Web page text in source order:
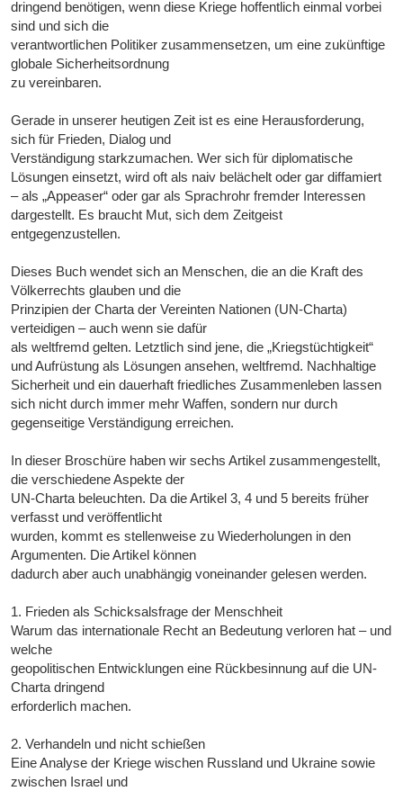
dringend benötigen, wenn diese Kriege hoffentlich einmal vorbei
sind und sich die
verantwortlichen Politiker zusammensetzen, um eine zukünftige
globale Sicherheitsordnung
zu vereinbaren.
Gerade in unserer heutigen Zeit ist es eine Herausforderung,
sich für Frieden, Dialog und
Verständigung starkzumachen. Wer sich für diplomatische
Lösungen einsetzt, wird oft als naiv belächelt oder gar diffamiert
– als „Appeaser“ oder gar als Sprachrohr fremder Interessen
dargestellt. Es braucht Mut, sich dem Zeitgeist
entgegenzustellen.
Dieses Buch wendet sich an Menschen, die an die Kraft des
Völkerrechts glauben und die
Prinzipien der Charta der Vereinten Nationen (UN-Charta)
verteidigen – auch wenn sie dafür
als weltfremd gelten. Letztlich sind jene, die „Kriegstüchtigkeit“
und Aufrüstung als Lösungen ansehen, weltfremd. Nachhaltige
Sicherheit und ein dauerhaft friedliches Zusammenleben lassen
sich nicht durch immer mehr Waffen, sondern nur durch
gegenseitige Verständigung erreichen.
In dieser Broschüre haben wir sechs Artikel zusammengestellt,
die verschiedene Aspekte der
UN-Charta beleuchten. Da die Artikel 3, 4 und 5 bereits früher
verfasst und veröffentlicht
wurden, kommt es stellenweise zu Wiederholungen in den
Argumenten. Die Artikel können
dadurch aber auch unabhängig voneinander gelesen werden.
1. Frieden als Schicksalsfrage der Menschheit
Warum das internationale Recht an Bedeutung verloren hat – und
welche
geopolitischen Entwicklungen eine Rückbesinnung auf die UN-
Charta dringend
erforderlich machen.
2. Verhandeln und nicht schießen
Eine Analyse der Kriege wischen Russland und Ukraine sowie
zwischen Israel und